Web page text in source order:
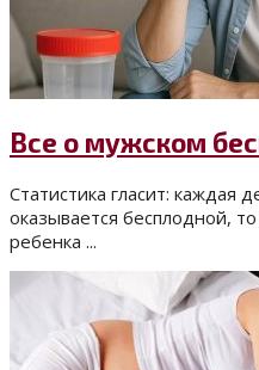
Все о мужском
Статистика гласит: каждая
оказывается бесплодной,
ребенка ...